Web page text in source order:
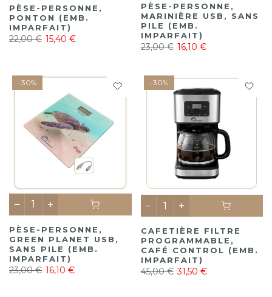
PÈSE-PERSONNE,
PONTON (EMB.
IMPARFAIT)
22,00 € 15,40 €
PÈSE-PERSONNE,
MARINIÈRE USB, SANS
PILE (EMB.
IMPARFAIT)
23,00 € 16,10 €
-30%
PÈSE-PERSONNE,
GREEN PLANET USB,
SANS PILE (EMB.
IMPARFAIT)
23,00 € 16,10 €
-30%
CAFETIÈRE FILTRE
PROGRAMMABLE,
CAFÉ CONTROL (EMB.
IMPARFAIT)
45,00 € 31,50 €